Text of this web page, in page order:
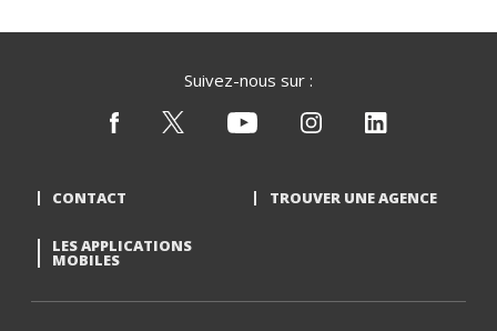
Suivez-nous sur :
CONTACT TROUVER UNE AGENCE
LES APPLICATIONS
MOBILES